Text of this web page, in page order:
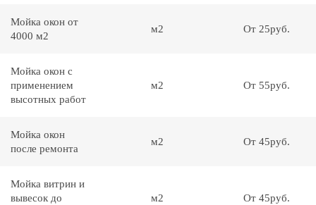
Мойка окон от
4000 м2
м2 От 25руб.
Мойка окон с
применением
высотных работ
м2 От 55руб.
Мойка окон
после ремонта
м2 От 45руб.
Мойка витрин и
вывесок до
м2 От 45руб.